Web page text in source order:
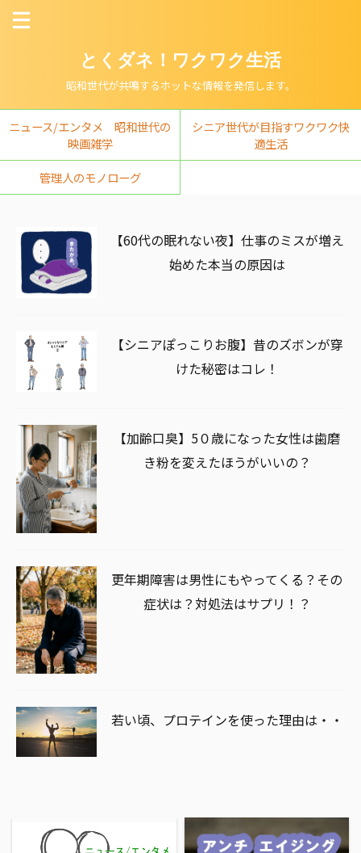
とくダネ！ワクワク生活
昭和世代が共鳴するホットな情報を発信します。
ニュース/エンタメ 昭和世代の
映画雑学
シニア世代が目指すワクワク快
適生活
管理人のモノローグ
【60代の眠れない夜】仕事のミスが増え
始めた本当の原因は
【シニアぽっこりお腹】昔のズボンが穿
けた秘密はコレ！
【加齢口臭】5０歳になった女性は歯磨
き粉を変えたほうがいいの？
更年期障害は男性にもやってくる？その
症状は？対処法はサプリ！？
若い頃、プロテインを使った理由は・・